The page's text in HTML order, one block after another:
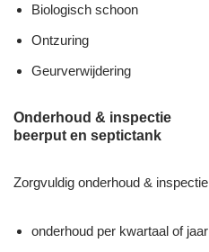
Biologisch schoon
Ontzuring
Geurverwijdering
Onderhoud & inspectie
beerput en septictank
Zorgvuldig onderhoud & inspectie
onderhoud per kwartaal of jaar